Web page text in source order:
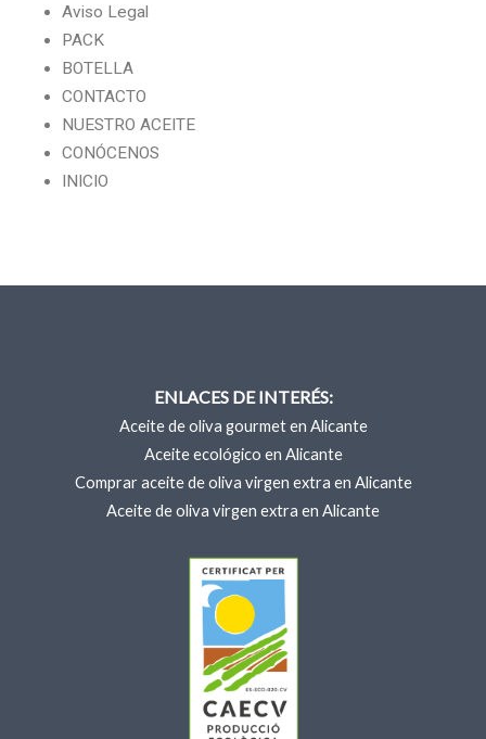
Aviso Legal
PACK
BOTELLA
CONTACTO
NUESTRO ACEITE
CONÓCENOS
INICIO
ENLACES DE INTERÉS:
Aceite de oliva gourmet en Alicante
Aceite ecológico en Alicante
Comprar aceite de oliva virgen extra en Alicante
Aceite de oliva virgen extra en Alicante